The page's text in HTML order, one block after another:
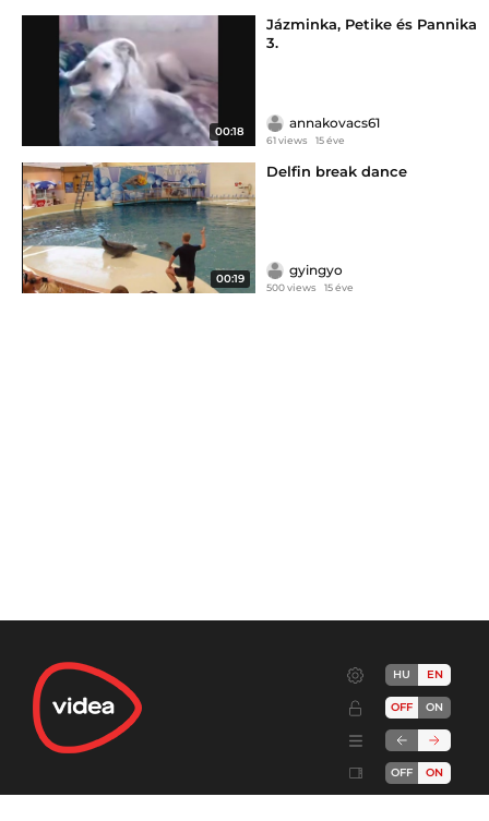
00:18
Jázminka, Petike és Pannika
3.
annakovacs61
61 views 15 éve
00:19
Delfin break dance
gyingyo
500 views 15 éve
HU EN
OFF ON
OFF ON